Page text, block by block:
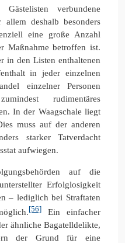
verbundene
deshalb besonders
eine große Anzahl
Maßnahme betroffen ist.
in den Listen enthaltenen
in jeder einzelnen
einzelner Personen
rudimentäres
In der Waagschale liegt
muss auf der anderen
starker Tatverdacht
aufwiegen.
auf die
Erfolglosigkeit
– lediglich bei Straftaten
[56]Ein einfacher
ähnliche Bagatelldelikte,
der Grund für eine